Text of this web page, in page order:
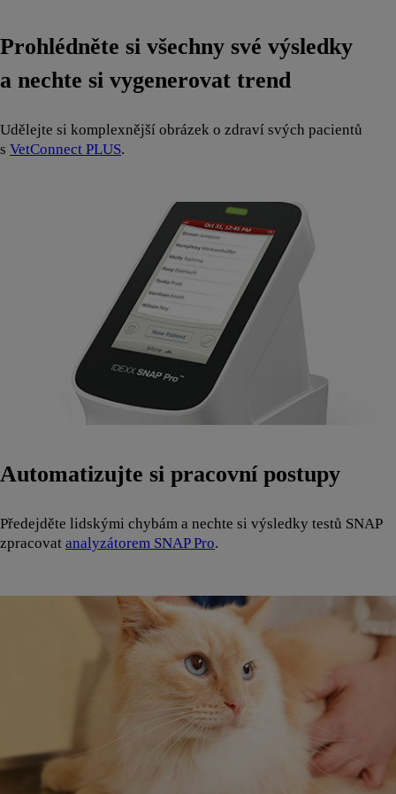
Prohlédněte si všechny své výsledky
a nechte si vygenerovat trend
Udělejte si komplexnější obrázek o zdraví svých pacientů
s VetConnect PLUS.
Automatizujte si pracovní postupy
Předejděte lidskými chybám a nechte si výsledky testů SNAP
zpracovat analyzátorem SNAP Pro.